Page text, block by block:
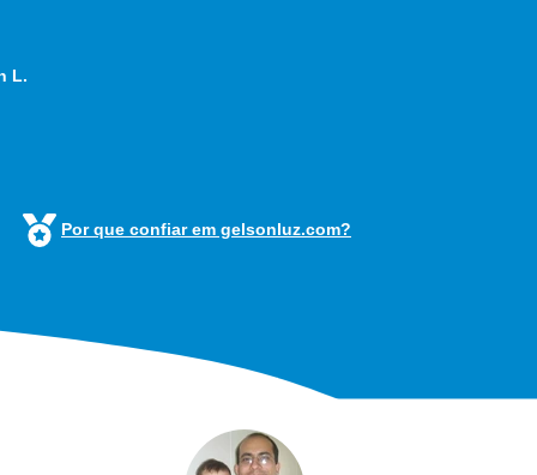
L.
Por que confiar em gelsonluz.com?